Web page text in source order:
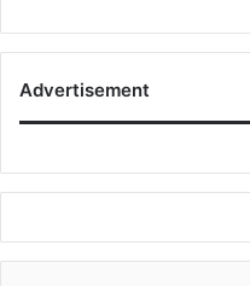
Advertisement